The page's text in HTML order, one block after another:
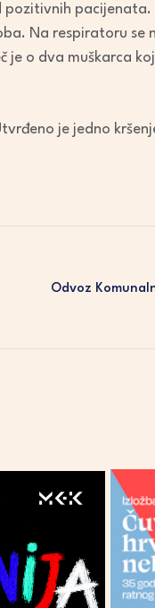
Na respiratoru se
je o dva muškarca
je jedno
Odvoz